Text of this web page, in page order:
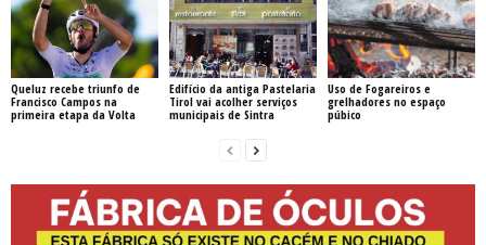
Queluz recebe triunfo de
Francisco Campos na
primeira etapa da Volta
Edifício da antiga Pastelaria
Tirol vai acolher serviços
municipais de Sintra
Uso de Fogareiros e
grelhadores no espaço
púbico